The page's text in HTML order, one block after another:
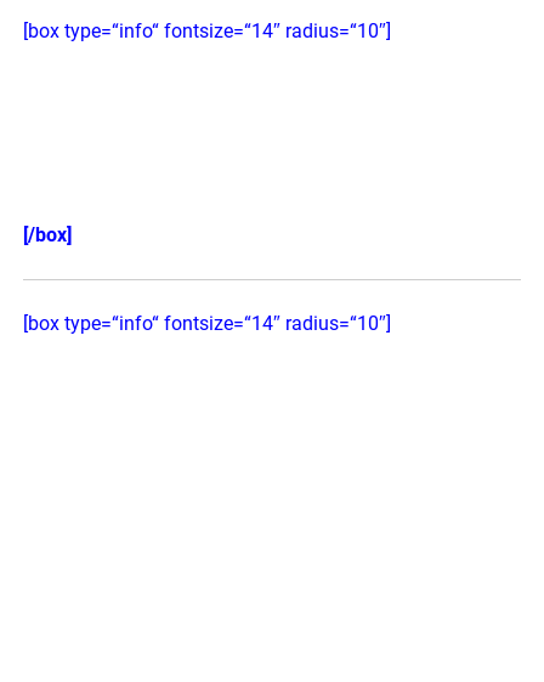
[box type=“info“ fontsize=“14″ radius=“10″]
[/box]
[box type=“info“ fontsize=“14″ radius=“10″]